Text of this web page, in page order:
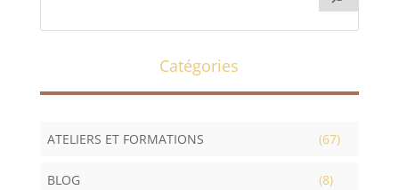
Catégories
ATELIERS ET FORMATIONS (67)
BLOG (8)